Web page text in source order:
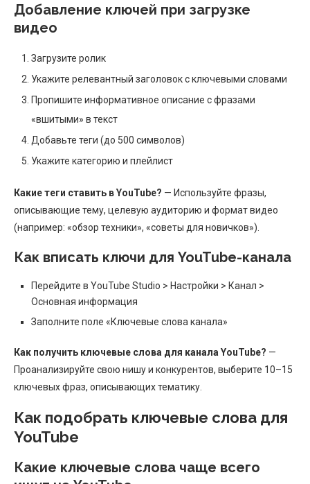
Добавление ключей при загрузке
видео
Загрузите ролик
Укажите релевантный заголовок с ключевыми словами
Пропишите информативное описание с фразами
«вшитыми» в текст
Добавьте теги (до 500 символов)
Укажите категорию и плейлист
Какие теги ставить в YouTube? — Используйте фразы,
описывающие тему, целевую аудиторию и формат видео
(например: «обзор техники», «советы для новичков»).
Как вписать ключи для YouTube-канала
Перейдите в YouTube Studio > Настройки > Канал >
Основная информация
Заполните поле «Ключевые слова канала»
Как получить ключевые слова для канала YouTube? —
Проанализируйте свою нишу и конкурентов, выберите 10–15
ключевых фраз, описывающих тематику.
Как подобрать ключевые слова для
YouTube
Какие ключевые слова чаще всего